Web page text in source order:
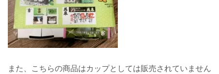
また、こちらの商品はカップとしては販売されていません